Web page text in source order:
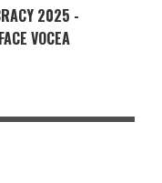
2025 -
VOCEA